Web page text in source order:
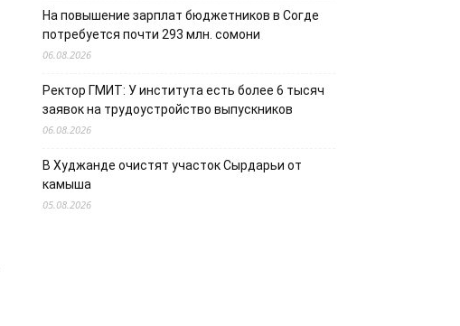
На повышение зарплат бюджетников в Согде
потребуется почти 293 млн. сомони
06.08.2026
Ректор ГМИТ: У института есть более 6 тысяч
заявок на трудоустройство выпускников
06.08.2026
В Худжанде очистят участок Сырдарьи от
камыша
05.08.2026